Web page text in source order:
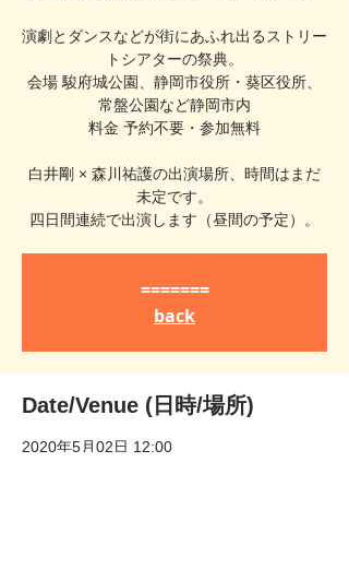
演劇とダンスなどが街にあふれ出るストリー
トシアターの祭典。
会場 駿府城公園、静岡市役所・葵区役所、
常盤公園など静岡市内
料金 予約不要・参加無料
白井剛 × 森川祐護の出演場所、時間はまだ
未定です。
四日間連続で出演します（昼間の予定）。
=======
back
Date/Venue (日時/場所)
2020年5月02日 12:00